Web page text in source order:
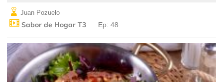
Juan Pozuelo
Sabor de Hogar T3 Ep: 48